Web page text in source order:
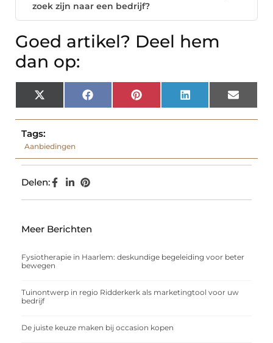
zoek zijn naar een bedrijf?
Goed artikel? Deel hem
dan op:
X
(Twitter)
Facebook Pinterest LinkedIn Email
Tags:
Aanbiedingen
Delen:
Meer Berichten
Fysiotherapie in Haarlem: deskundige begeleiding voor beter
bewegen
Tuinontwerp in regio Ridderkerk als marketingtool voor uw
bedrijf
De juiste keuze maken bij occasion kopen